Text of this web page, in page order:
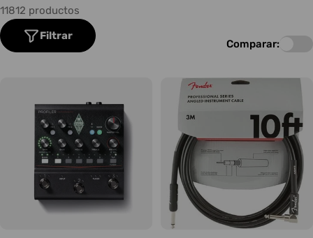
11812 productos
Filtrar
Comparar: